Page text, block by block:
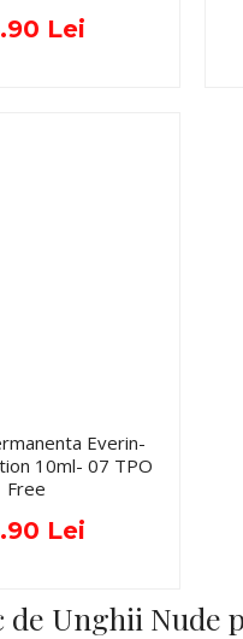
Unghii
Lei
Everin-
10ml- 07 TPO
Free
Lei